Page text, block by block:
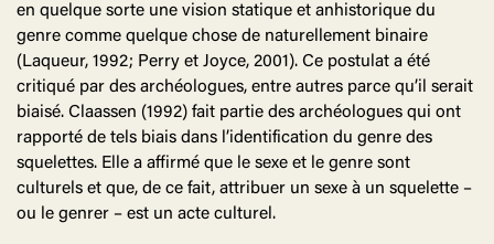
en quelque sorte une vision statique et anhistorique du
genre comme quelque chose de naturellement binaire
(Laqueur, 1992; Perry et Joyce, 2001). Ce postulat a été
critiqué par des archéologues, entre autres parce qu’il serait
biaisé. Claassen (1992) fait partie des archéologues qui ont
rapporté de tels biais dans l’identification du genre des
squelettes. Elle a affirmé que le sexe et le genre sont
culturels et que, de ce fait, attribuer un sexe à un squelette –
ou le genrer – est un acte culturel.